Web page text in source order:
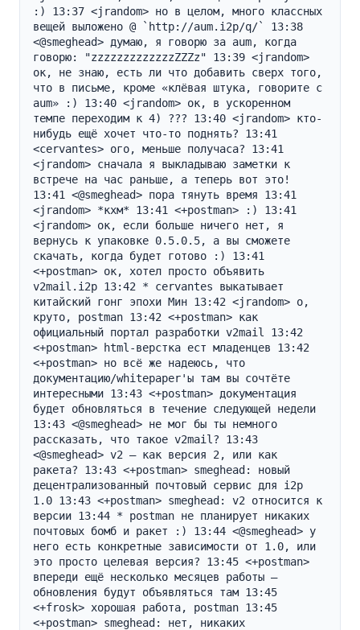
:) 13:37 <jrandom> но в целом, много классных
вещей выложено @ `http://aum.i2p/q/` 13:38
<@smeghead> думаю, я говорю за aum, когда
говорю: "zzzzzzzzzzzzzZZZz" 13:39 <jrandom>
ок, не знаю, есть ли что добавить сверх того,
что в письме, кроме «клёвая штука, говорите с
aum» :) 13:40 <jrandom> ок, в ускоренном
темпе переходим к 4) ??? 13:40 <jrandom> кто-
нибудь ещё хочет что-то поднять? 13:41
<cervantes> ого, меньше получаса? 13:41
<jrandom> сначала я выкладываю заметки к
встрече на час раньше, а теперь вот это!
13:41 <@smeghead> пора тянуть время 13:41
<jrandom> *кхм* 13:41 <+postman> :) 13:41
<jrandom> ок, если больше ничего нет, я
вернусь к упаковке 0.5.0.5, а вы сможете
скачать, когда будет готово :) 13:41
<+postman> ок, хотел просто объявить
v2mail.i2p 13:42 * cervantes выкатывает
китайский гонг эпохи Мин 13:42 <jrandom> о,
круто, postman 13:42 <+postman> как
официальный портал разработки v2mail 13:42
<+postman> html-верстка ест младенцев 13:42
<+postman> но всё же надеюсь, что
документацию/whitepaper'ы там вы сочтёте
интересными 13:43 <+postman> документация
будет обновляться в течение следующей недели
13:43 <@smeghead> не мог бы ты немного
рассказать, что такое v2mail? 13:43
<@smeghead> v2 — как версия 2, или как
ракета? 13:43 <+postman> smeghead: новый
децентрализованный почтовый сервис для i2p
1.0 13:43 <+postman> smeghead: v2 относится к
версии 13:44 * postman не планирует никаких
почтовых бомб и ракет :) 13:44 <@smeghead> у
него есть конкретные зависимости от 1.0, или
это просто целевая версия? 13:45 <+postman>
впереди ещё несколько месяцев работы —
обновления будут объявляться там 13:45
<+frosk> хорошая работа, postman 13:45
<+postman> smeghead: нет, никаких